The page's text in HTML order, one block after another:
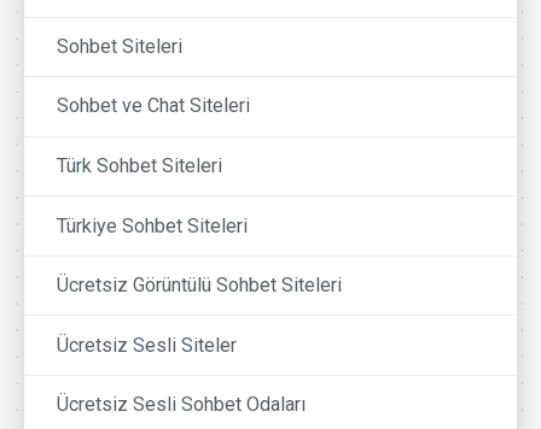
Sohbet Siteleri
Sohbet ve Chat Siteleri
Türk Sohbet Siteleri
Türkiye Sohbet Siteleri
Ücretsiz Görüntülü Sohbet Siteleri
Ücretsiz Sesli Siteler
Ücretsiz Sesli Sohbet Odaları